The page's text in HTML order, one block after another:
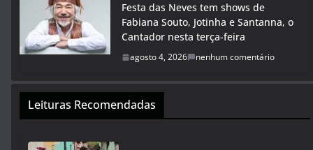
Festa das Neves tem shows de
Fabiana Souto, Jotinha e Santanna, o
Cantador nesta terça-feira
agosto 4, 2026 nenhum comentário
Leituras Recomendadas